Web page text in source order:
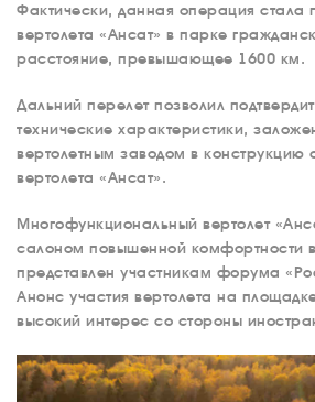
Фактически, данная операция стала
вертолета «Ансат» в парке
расстояние, превышающее 1600 км.
Дальний перелет позволил
технические характеристики,
вертолетным заводом в конструкцию
вертолета «Ансат».
Многофункциональный вертолет
салоном повышенной комфортности
представлен участникам форума
Анонс участия вертолета на
высокий интерес со стороны